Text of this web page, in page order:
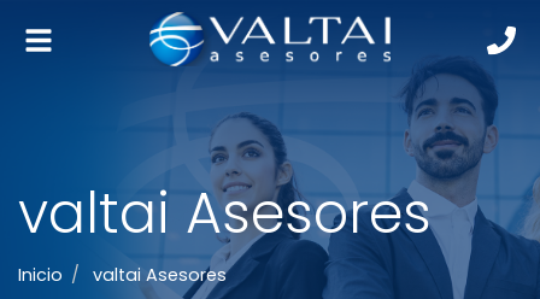
Alternar
navegación
valtai Asesores
Inicio valtai Asesores